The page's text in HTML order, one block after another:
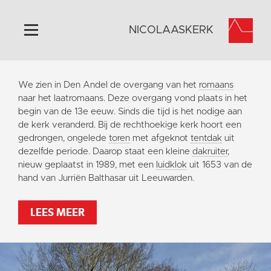
Home
Algemeen
Historie
Omgeving
Activiteiten
Steun ons
Contact
Vaktaal
NICOLAASKERK
We zien in Den Andel de overgang van het romaans
naar het laatromaans. Deze overgang vond plaats in het
begin van de 13e eeuw. Sinds die tijd is het nodige aan
de kerk veranderd. Bij de rechthoekige kerk hoort een
gedrongen, ongelede toren met afgeknot tentdak uit
dezelfde periode. Daarop staat een kleine dakruiter,
nieuw geplaatst in 1989, met een luidklok uit 1653 van de
hand van Jurriën Balthasar uit Leeuwarden.
LEES MEER